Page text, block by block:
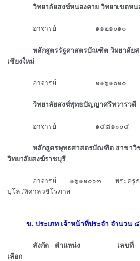
ᅠᅠᅠᅠวิทยาลัยสงฆ์หนองคาย วิทยาเขตหน
ᅠᅠᅠᅠอาจารย์ ๑๑๒๑๐๑๐
ᅠᅠᅠᅠหลักสูตรรัฐศาสตรบัณฑิต วิทยาลัยส
เชียงใหม่
ᅠᅠᅠᅠอาจารย์ ๑๑๖๑๐๑๐
ᅠᅠᅠᅠวิทยาลัยสงฆ์พุทธปัญญาศรีทวารวดี
ᅠᅠᅠᅠอาจารย์ ๑๕๘๑๐๐๕ -
ᅠᅠᅠᅠหลักสูตรพุทธศาสตรบัณฑิต สาขาวิ
วิทยาลัยสงฆ์ราชบุรี
ᅠᅠᅠᅠอาจารย์ ๑๖๑๑๐๐๓
พระครู
ปุโล /พิศาลวชิโรภาส
ข. ประเภท เจ้าหน้าที่ประจำ จำนวน
สังกัด ตำแหน่ง เลขที่
เลือก